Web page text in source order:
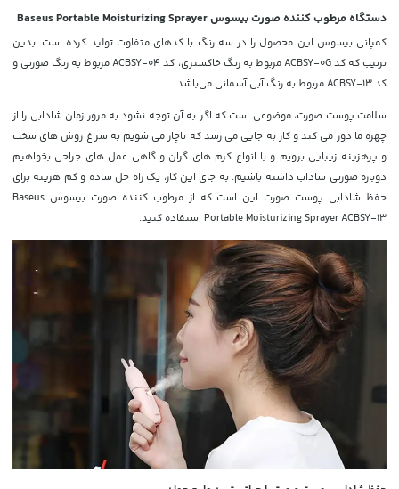
دستگاه مرطوب کننده صورت بیسوس Baseus Portable Moisturizing Sprayer
کمپانی بیسوس این محصول را در سه رنگ با کدهای متفاوت تولید کرده است. بدین
ترتیب که کد ACBSY-0G مربوط به رنگ خاکستری، کد ACBSY-04 مربوط به رنگ صورتی و
کد ACBSY-13 مربوط به رنگ آبی آسمانی می‌باشد.
سلامت پوست صورت، موضوعی است که اگر به آن توجه نشود به مرور زمان شادابی را از
چهره ما دور می کند و کار به جایی می رسد که ناچار می شویم به سراغ روش های سخت
و پرهزینه زیبایی برویم و با انواع کرم های گران و گاهی عمل های جراحی بخواهیم
دوباره صورتی شاداب داشته باشیم. به جای این کار، یک راه حل ساده و کم هزینه برای
حفظ شادابی پوست صورت این است که از مرطوب کننده صورت بیسوس Baseus
Portable Moisturizing Sprayer ACBSY-13 استفاده کنید.